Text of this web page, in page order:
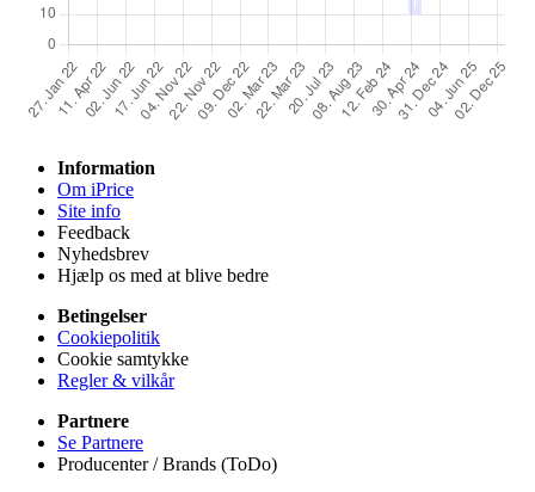
Information
Om iPrice
Site info
Feedback
Nyhedsbrev
Hjælp os med at blive bedre
Betingelser
Cookiepolitik
Cookie samtykke
Regler & vilkår
Partnere
Se Partnere
Producenter / Brands (ToDo)